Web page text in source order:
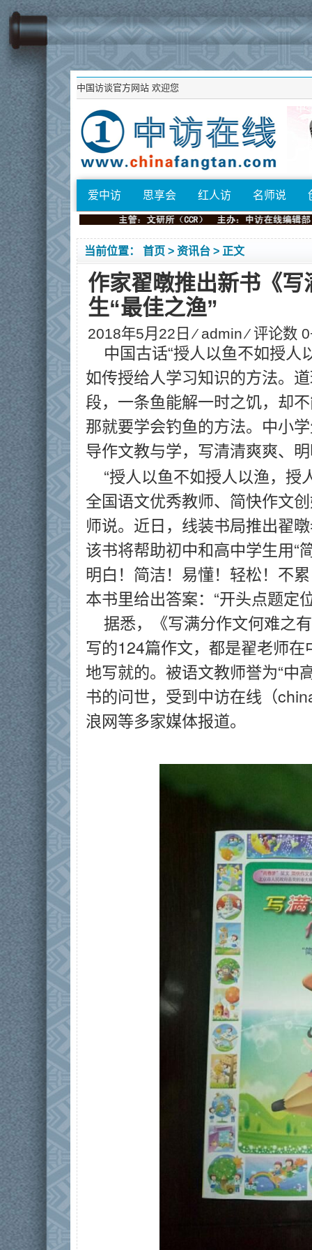
中国访谈官方网站 欢迎您
爱中访 思享会 红人访 名师说
当前位置： 首页 > 资讯台 > 正文
作家翟暾推出新书《
生“最佳之渔”
2018年5月22日 ⁄ admin⁄ 评论数
中国古话“授人以鱼不如授人
如传授给人学习知识的方法。
段，一条鱼能解一时之饥，却
那就要学会钓鱼的方法。中小
导作文教与学，写清清爽爽、
“授人以鱼不如授人以渔，授
全国语文优秀教师、简快作文
师说。近日，线装书局推出翟
该书将帮助初中和高中学生用“
明白！简洁！易懂！轻松！不
本书里给出答案：“开头点题定
据悉，《写满分作文何难之
写的124篇作文，都是翟老师
地写就的。被语文教师誉为“中
书的问世，受到中访在线（
浪网等多家媒体报道。